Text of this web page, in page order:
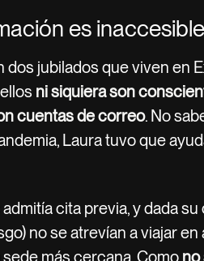
es inaccesible
dos jubilados que viven en
ni siquiera son
cuentas de correo. No
Laura tuvo que
cita previa, y dada
no se atrevían a viajar
más cercana. Como no